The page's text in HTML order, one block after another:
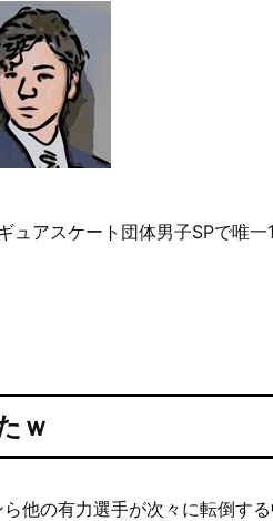
アスケート団体男子SPで唯一
ｗ
他の有力選手が次々に転倒す